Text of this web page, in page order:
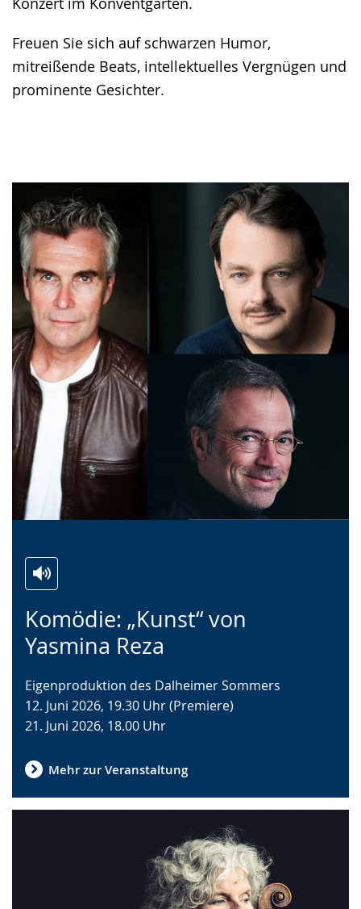
Freuen Sie sich auf schwarzen Humor,
mitreißende Beats, intellektuelles Vergnügen und
prominente Gesichter.
Komödie: „Kunst“ von
Yasmina Reza
Leichten
Sprache
wechseln.
Audio-
Unterstützung.
Video
in
Deutscher
Gebärdensprache
wird
angezeigt.
Eigenproduktion des Dalheimer Sommers
12. Juni 2026, 19.30 Uhr (Premiere)
21. Juni 2026, 18.00 Uhr
Mehr zur Veranstaltung